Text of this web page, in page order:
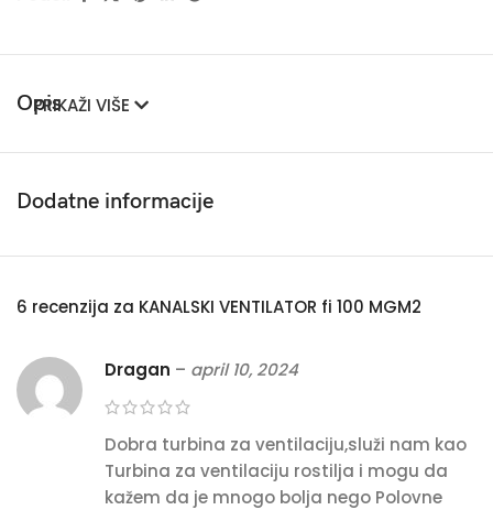
Opis
PRIKAŽI VIŠE
Dodatne informacije
6 recenzija za KANALSKI VENTILATOR fi 100 MGM2
Dragan – april 10, 2024
Dobra turbina za ventilaciju,služi nam kao
Turbina za ventilaciju rostilja i mogu da
kažem da je mnogo bolja nego Polovne